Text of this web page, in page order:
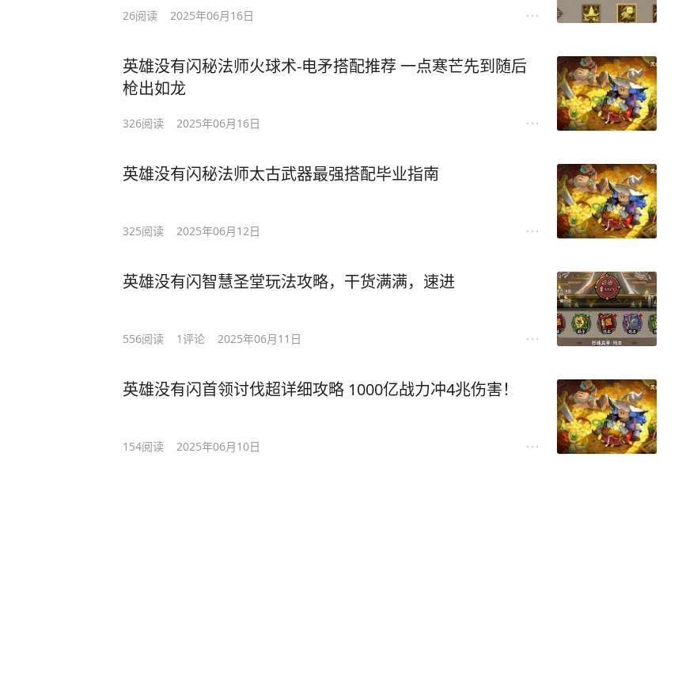
26阅读 2025年06月16日
英雄没有闪秘法师火球术-电矛搭配推荐 一点寒芒先到随后
枪出如龙
326阅读 2025年06月16日
英雄没有闪秘法师太古武器最强搭配毕业指南
325阅读 2025年06月12日
英雄没有闪智慧圣堂玩法攻略，干货满满，速进
556阅读 1评论 2025年06月11日
英雄没有闪首领讨伐超详细攻略 1000亿战力冲4兆伤害！
154阅读 2025年06月10日